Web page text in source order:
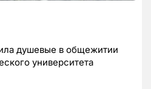
душевые в общежитии
университета